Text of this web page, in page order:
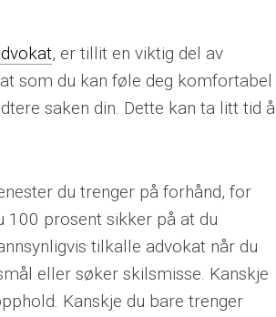
, er tillit en viktig del av
som du kan føle deg komfortabel
saken din. Dette kan ta litt tid å
du trenger på forhånd, for
100 prosent sikker på at du
tilkalle advokat når du
eller søker skilsmisse. Kanskje
Kanskje du bare trenger